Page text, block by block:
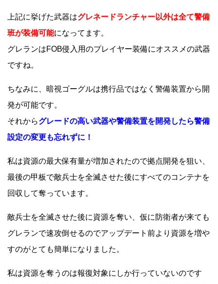
上記に挙げた武器はグレネードランチャー以外は全て警備
班が装備可能になってます。
グレランはFOB侵入用のプレイヤー装備にオススメの武器
ですね。
ちなみに、暗視ゴーグルは携行品ではなく警備装置から開
発が可能です。
それからグレードの高い武器や警備装置を開発したら警備
設定の変更も忘れずに！
私は資源の最大保有量が増加されたので拠点開発を狙い、
最後の甲板で敵兵士を全滅させた後にすべてのコンテナを
回収して奪っています。
敵兵士を全滅させた後に資源を奪い、仮に防衛者が来ても
グレランで速攻倒せるのでアップデート前より資源を増や
すのがとても簡単になりました。
私は資源を奪うのは報復対象にしか行っていないのです